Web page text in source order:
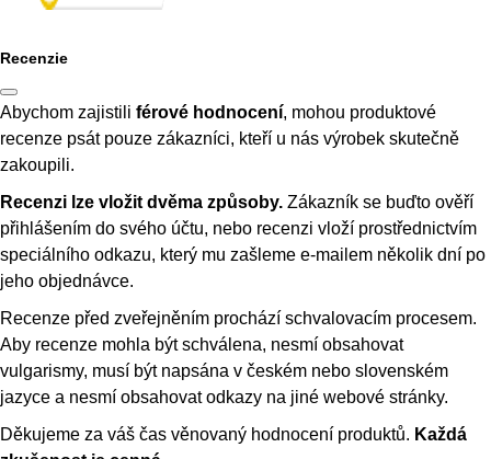
Recenzie
Abychom zajistili férové hodnocení, mohou produktové
recenze psát pouze zákazníci, kteří u nás výrobek skutečně
zakoupili.
Recenzi lze vložit dvěma způsoby. Zákazník se buďto ověří
přihlášením do svého účtu, nebo recenzi vloží prostřednictvím
speciálního odkazu, který mu zašleme e-mailem několik dní po
jeho objednávce.
Recenze před zveřejněním prochází schvalovacím procesem.
Aby recenze mohla být schválena, nesmí obsahovat
vulgarismy, musí být napsána v českém nebo slovenském
jazyce a nesmí obsahovat odkazy na jiné webové stránky.
Děkujeme za váš čas věnovaný hodnocení produktů. Každá